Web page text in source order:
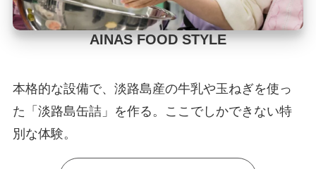
AINAS FOOD STYLE
本格的な設備で、淡路島産の牛乳や玉ねぎを使っ
た「淡路島缶詰」を作る。ここでしかできない特
別な体験。